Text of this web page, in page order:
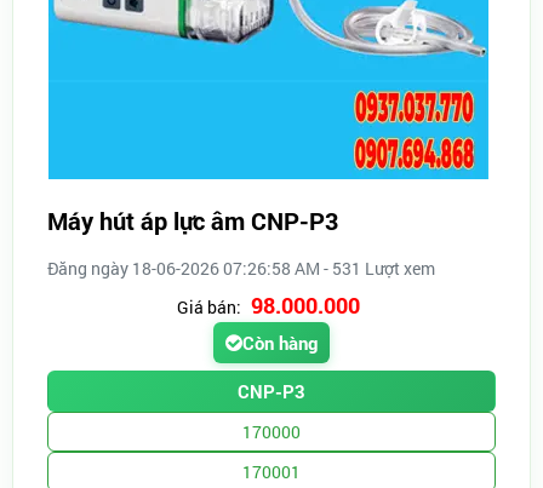
Máy hút áp lực âm CNP-P3
Đăng ngày 18-06-2026 07:26:58 AM - 531 Lượt xem
Giá bán: 98.000.000
Còn hàng
CNP-P3
170000
170001